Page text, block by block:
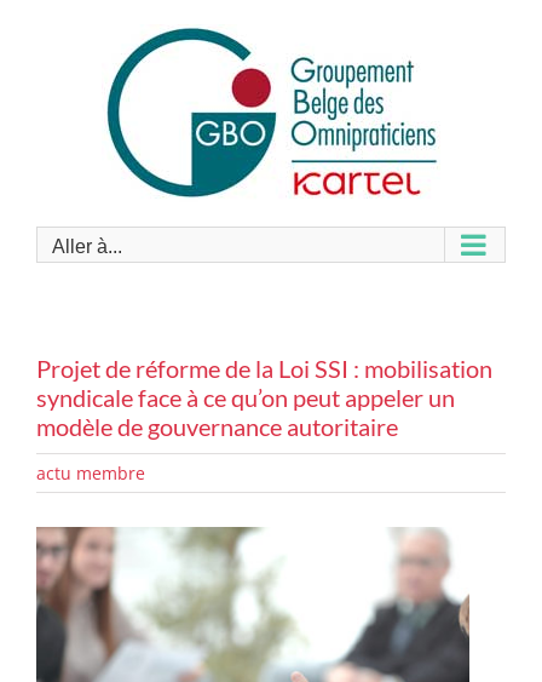
Aller à...
Projet de réforme de la Loi SSI : mobilisation
syndicale face à ce qu’on peut appeler un
modèle de gouvernance autoritaire
actu membre